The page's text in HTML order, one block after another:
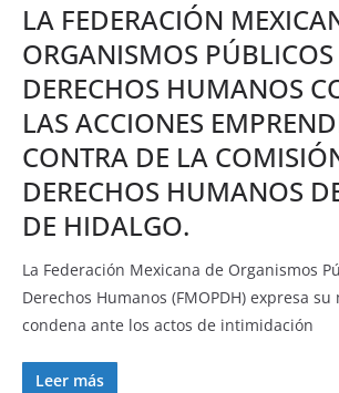
LA FEDERACIÓN
ORGANISMOS PÚBLICOS
DERECHOS HUMANOS
LAS ACCIONES
CONTRA DE LA
DERECHOS HUMANOS
DE HIDALGO.
La Federación Mexicana de Organismos
Derechos Humanos (FMOPDH) expresa su
condena ante los actos de intimidación
Leer más